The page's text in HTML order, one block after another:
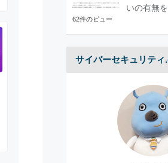
いの有無
62件のビュー
サイバーセキュリテ